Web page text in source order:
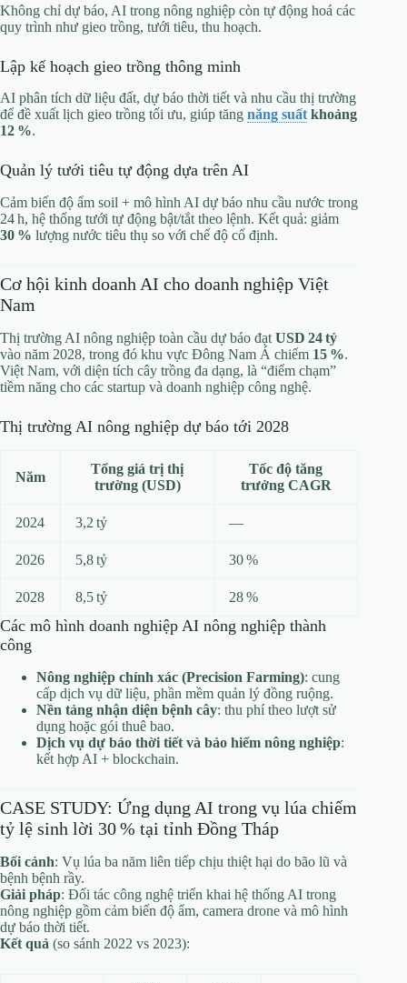
Không chỉ dự báo, AI trong nông nghiệp còn tự động hoá các
quy trình như gieo trồng, tưới tiêu, thu hoạch.
Lập kế hoạch gieo trồng thông minh
AI phân tích dữ liệu đất, dự báo thời tiết và nhu cầu thị trường
để đề xuất lịch gieo trồng tối ưu, giúp tăng năng suất khoảng
12 %.
Quản lý tưới tiêu tự động dựa trên AI
Cảm biến độ ẩm soil + mô hình AI dự báo nhu cầu nước trong
24 h, hệ thống tưới tự động bật/tắt theo lệnh. Kết quả: giảm
30 % lượng nước tiêu thụ so với chế độ cố định.
Cơ hội kinh doanh AI cho doanh nghiệp Việt
Nam
Thị trường AI nông nghiệp toàn cầu dự báo đạt USD 24 tỷ
vào năm 2028, trong đó khu vực Đông Nam Á chiếm 15 %.
Việt Nam, với diện tích cây trồng đa dạng, là “điểm chạm”
tiềm năng cho các startup và doanh nghiệp công nghệ.
Thị trường AI nông nghiệp dự báo tới 2028
Năm
Tổng giá trị thị
trường (USD)
Tốc độ tăng
trưởng CAGR
2024 3,2 tỷ —
2026 5,8 tỷ 30 %
2028 8,5 tỷ 28 %
Các mô hình doanh nghiệp AI nông nghiệp thành
công
Nông nghiệp chính xác (Precision Farming): cung
cấp dịch vụ dữ liệu, phần mềm quản lý đồng ruộng.
Nền tảng nhận diện bệnh cây: thu phí theo lượt sử
dụng hoặc gói thuê bao.
Dịch vụ dự báo thời tiết và bảo hiểm nông nghiệp:
kết hợp AI + blockchain.
CASE STUDY: Ứng dụng AI trong vụ lúa chiếm
tỷ lệ sinh lời 30 % tại tỉnh Đồng Tháp
Bối cảnh: Vụ lúa ba năm liên tiếp chịu thiệt hại do bão lũ và
bệnh bệnh rầy.
Giải pháp: Đối tác công nghệ triển khai hệ thống AI trong
nông nghiệp gồm cảm biến độ ẩm, camera drone và mô hình
dự báo thời tiết.
Kết quả (so sánh 2022 vs 2023):